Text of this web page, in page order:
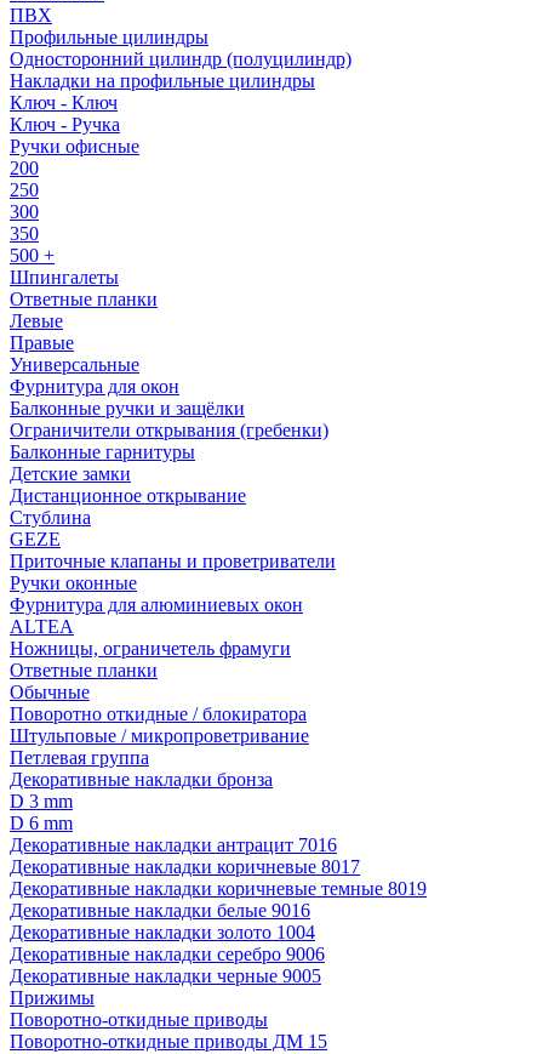
ПВХ
Профильные цилиндры
Односторонний цилиндр (полуцилиндр)
Накладки на профильные цилиндры
Ключ - Ключ
Ключ - Ручка
Ручки офисные
200
250
300
350
500 +
Шпингалеты
Ответные планки
Левые
Правые
Универсальные
Фурнитура для окон
Балконные ручки и защёлки
Ограничители открывания (гребенки)
Балконные гарнитуры
Детские замки
Дистанционное открывание
Стублина
GEZE
Приточные клапаны и проветриватели
Ручки оконные
Фурнитура для алюминиевых окон
ALTEA
Ножницы, ограничетель фрамуги
Ответные планки
Обычные
Поворотно откидные / блокиратора
Штульповые / микропроветривание
Петлевая группа
Декоративные накладки бронза
D 3 mm
D 6 mm
Декоративные накладки антрацит 7016
Декоративные накладки коричневые 8017
Декоративные накладки коричневые темные 8019
Декоративные накладки белые 9016
Декоративные накладки золото 1004
Декоративные накладки серебро 9006
Декоративные накладки черные 9005
Прижимы
Поворотно-откидные приводы
Поворотно-откидные приводы ДМ 15